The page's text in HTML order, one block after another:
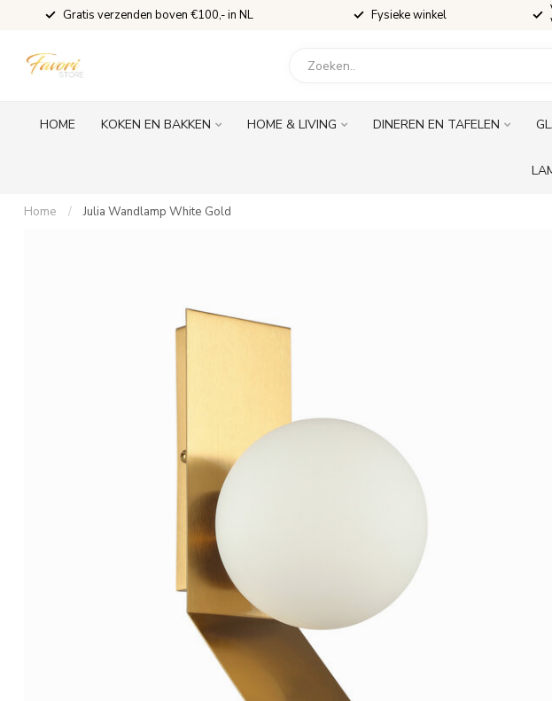
Gratis verzenden boven €100,- in NL Fysieke winkel
HOME KOKEN EN BAKKEN HOME & LIVING DINEREN EN TAFELEN
Home / Julia Wandlamp White Gold